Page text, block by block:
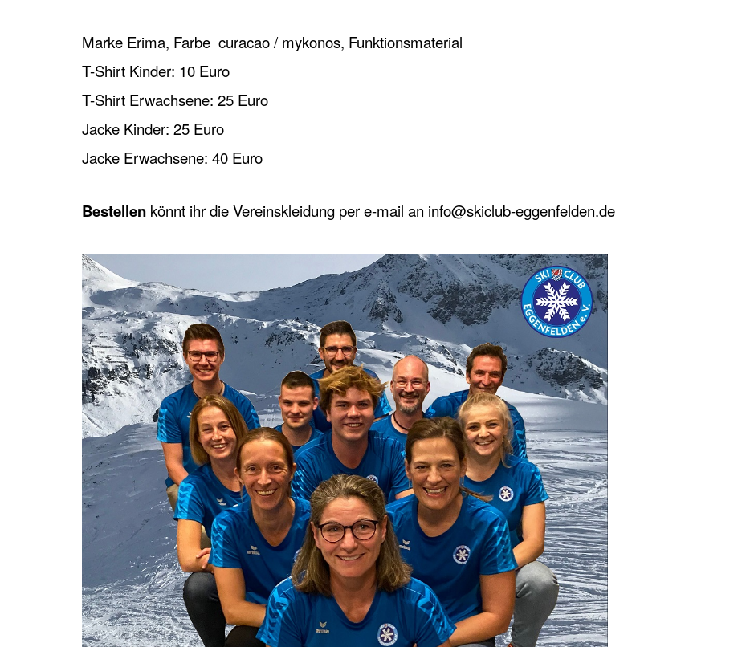
Marke Erima, Farbe curacao / mykonos, Funktionsmaterial
T-Shirt Kinder: 10 Euro
T-Shirt Erwachsene: 25 Euro
Jacke Kinder: 25 Euro
Jacke Erwachsene: 40 Euro
Bestellen könnt ihr die Vereinskleidung per e-mail an info@skiclub-eggenfelden.de